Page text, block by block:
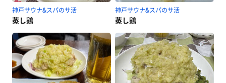
神戸サウナ&スパのサ活
蒸し鶏
神戸サウナ&スパのサ活
蒸し鶏